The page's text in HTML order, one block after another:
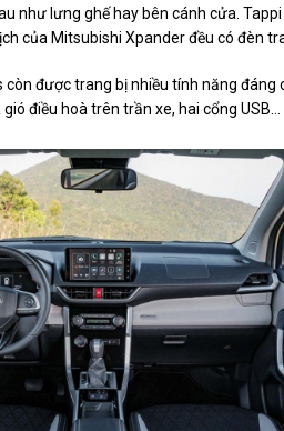
như lưng ghế hay bên cánh cửa.
của Mitsubishi Xpander đều có đèn
còn được trang bị nhiều tính năng đáng
điều hoà trên trần xe, hai cổng USB…